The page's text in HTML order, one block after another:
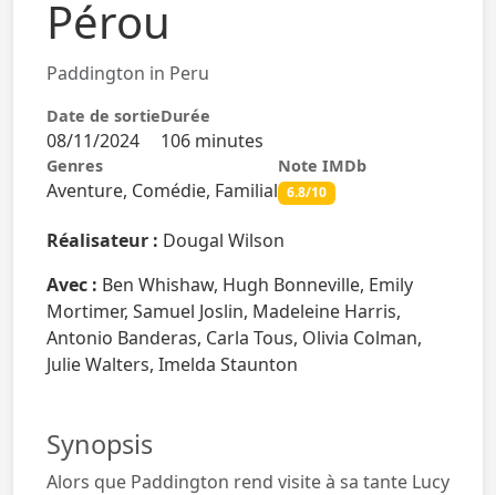
Pérou
Paddington in Peru
Date de sortie
08/11/2024
Durée
106 minutes
Genres
Aventure, Comédie, Familial
Note IMDb
6.8/10
Réalisateur : Dougal Wilson
Avec : Ben Whishaw, Hugh Bonneville, Emily
Mortimer, Samuel Joslin, Madeleine Harris,
Antonio Banderas, Carla Tous, Olivia Colman,
Julie Walters, Imelda Staunton
Synopsis
Alors que Paddington rend visite à sa tante Lucy